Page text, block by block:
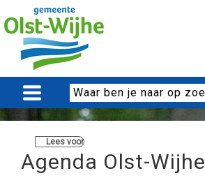
Lees voor
Agenda Olst-Wijhe